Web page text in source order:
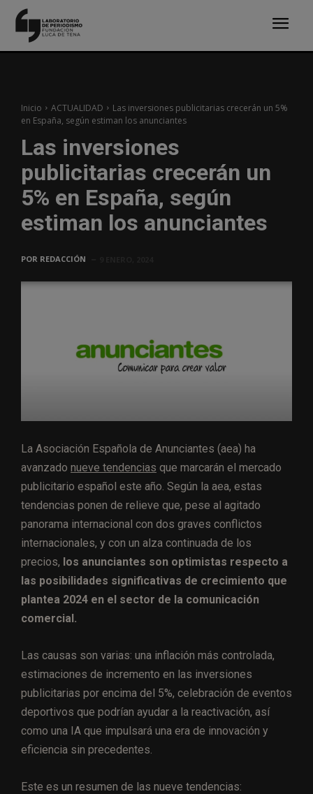
Inicio ACTUALIDAD
Las inversiones publicitarias crecerán un 5%
en España, según estiman los anunciantes
Las inversiones
publicitarias crecerán un
5% en España, según
estiman los anunciantes
POR REDACCIÓN
La Asociación Española de Anunciantes (aea) ha
avanzado nueve tendencias que marcarán el mercado
publicitario español este año. Según la aea, estas
tendencias ponen de relieve que, pese al agitado
panorama internacional con dos graves conflictos
internacionales, y con un alza continuada de los
precios, los anunciantes son optimistas respecto a
las posibilidades significativas de crecimiento que
plantea 2024 en el sector de la comunicación
comercial.
Las causas son varias: una inflación más controlada,
estimaciones de incremento en las inversiones
publicitarias por encima del 5%, celebración de eventos
deportivos que podrían ayudar a la reactivación, así
como una IA que impulsará una era de innovación y
eficiencia sin precedentes.
Este es un resumen de las nueve tendencias: